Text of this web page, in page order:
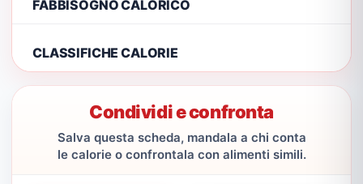
FABBISOGNO CALORICO
CLASSIFICHE CALORIE
Condividi e confronta
Salva questa scheda, mandala a chi conta
le calorie o confrontala con alimenti simili.